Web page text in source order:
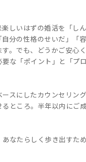
しいはずの婚活を「し
分の性格のせいだ」「
。でも、どうかご安心
な「ポイント」と「プ
スにしたカウンセリン
ところ。半年以内にご
なたらしく歩き出すた